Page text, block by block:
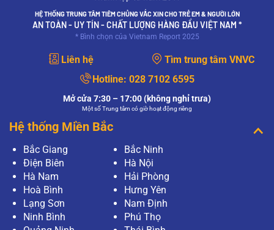
HỆ THỐNG TRUNG TÂM TIÊM CHỦNG VẮC XIN CHO TRẺ EM & NGƯỜI LỚN
AN TOÀN - UY TÍN - CHẤT LƯỢNG HÀNG ĐẦU VIỆT NAM *
* Bình chọn của Vietnam Report 2025
Liên hệ
Tìm trung tâm VNVC
Hotline: 028 7102 6595
Mở cửa 7:30 – 17:00 (không nghỉ trưa)
Một số Trung tâm có giờ hoạt động riêng
Hệ thống Miền Bắc
Bắc Giang
Bắc Ninh
Điện Biên
Hà Nội
Hà Nam
Hải Phòng
Hoà Bình
Hưng Yên
Lạng Sơn
Nam Định
Ninh Bình
Phú Thọ